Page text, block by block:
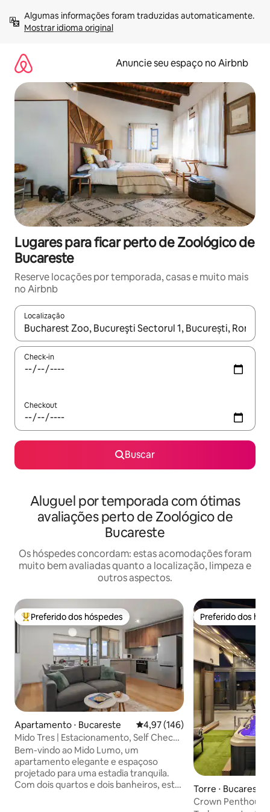
para
Mostrar idioma original
Anuncie seu espaço no Airbnb
Lugares para ficar perto de Zoológico de
Bucareste
Reserve locações por temporada, casas e muito mais
no Airbnb
Localização
Quando os resultados estiverem disponíveis, explore-os
Check-in
Checkout
Buscar
Aluguel por temporada com ótimas
avaliações perto de Zoológico de
Bucareste
Os hóspedes concordam: estas acomodações foram
muito bem avaliadas quanto a localização, limpeza e
outros aspectos.
Entre os melhores preferidos dos hóspedes
Preferido dos hóspedes
Apartamento ⋅ Bucareste 4,97 de uma avaliação média de
4,97 (146)
Mido Tres | Estacionamento, Self Check-
in, Segurança 24/7
Bem-vindo ao Mido Lumo, um
apartamento elegante e espaçoso
projetado para uma estadia tranquila.
Com dois quartos e dois banheiros, este
Preferido dos
Preferido dos
Torre ⋅ Bucareste